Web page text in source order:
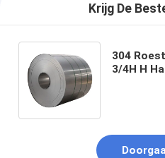
Krijg De
304
3/4H H